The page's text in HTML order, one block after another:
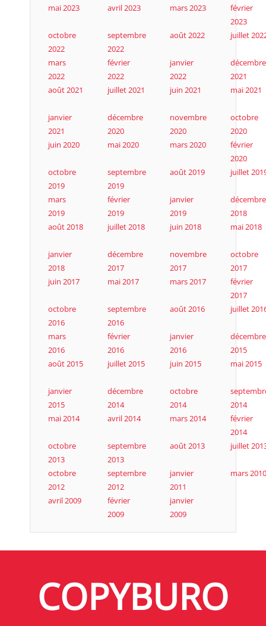
mai 2023 avril 2023 mars 2023
février
2023
octobre
2022
septembre
2022
août 2022 juillet
mars
2022
février
2022
janvier
2022
décembre
2021
août 2021
juillet 2021 juin 2021 mai 2021
janvier
2021
décembre
2020
novembre
2020
octobre
2020
juin 2020
mai 2020 mars 2020
février
2020
octobre
2019
septembre
2019
août 2019 juillet
mars
2019
février
2019
janvier
2019
décembre
2018
août 2018
juillet 2018 juin 2018 mai 2018
janvier
2018
décembre
2017
novembre
2017
octobre
2017
juin 2017
mai 2017 mars 2017
février
2017
octobre
2016
septembre
2016
août 2016 juillet
mars
2016
février
2016
janvier
2016
décembre
2015
août 2015
juillet 2015 juin 2015 mai 2015
janvier
2015
décembre
2014
octobre
2014
2014
mai 2014
avril 2014 mars 2014
février
2014
octobre
2013
septembre
2013
août 2013 juillet
octobre
2012
septembre
2012
janvier
2011
mars 2010
avril 2009
février
2009
janvier
2009
COPYBURO